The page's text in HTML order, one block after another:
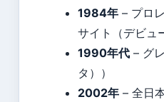
1984年 – プロ
サイト（デビュ
1990年代 – グ
タ））
2002年 – 全日